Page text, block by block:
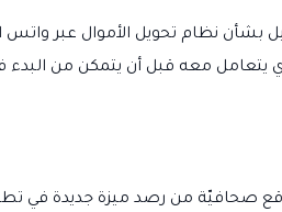
بشأن نظام تحويل الأموال عبر
يتعامل معه قبل أن يتمكن من البدء